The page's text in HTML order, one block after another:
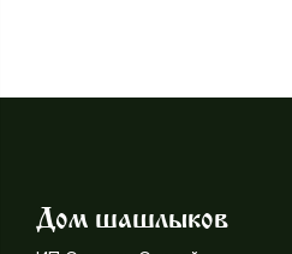
Дом шашлыков